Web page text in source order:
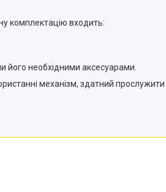
комплектацію входить:
його необхідними аксесуарами.
механізм, здатний